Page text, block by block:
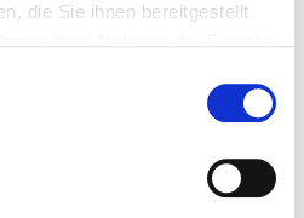
die Sie ihnen bereitgestellt